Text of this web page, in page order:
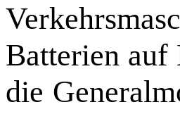
Batterien auf
die